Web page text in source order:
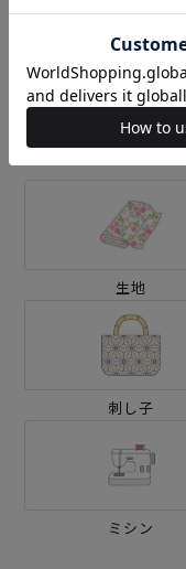
刺し子 イギリス
カテ
生地
刺し子
ミシン